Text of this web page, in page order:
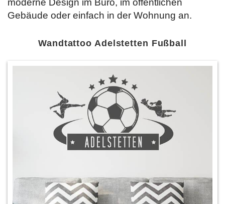
moderne Design im Büro, im öffentlichen
Gebäude oder einfach in der Wohnung an.
Wandtattoo Adelstetten Fußball